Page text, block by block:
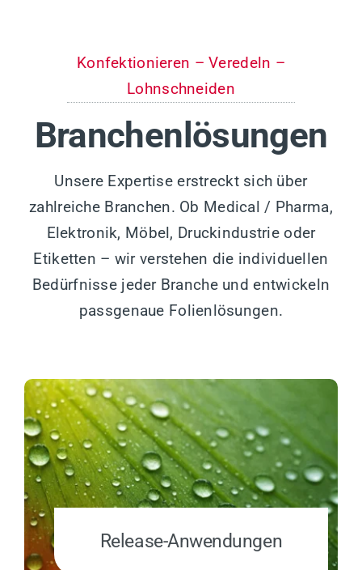
Konfektionieren – Veredeln –
Lohnschneiden
Branchenlösungen
Unsere Expertise erstreckt sich über
zahlreiche Branchen. Ob Medical / Pharma,
Elektronik, Möbel, Druckindustrie oder
Etiketten – wir verstehen die individuellen
Bedürfnisse jeder Branche und entwickeln
passgenaue Folienlösungen.
Release-Anwendungen